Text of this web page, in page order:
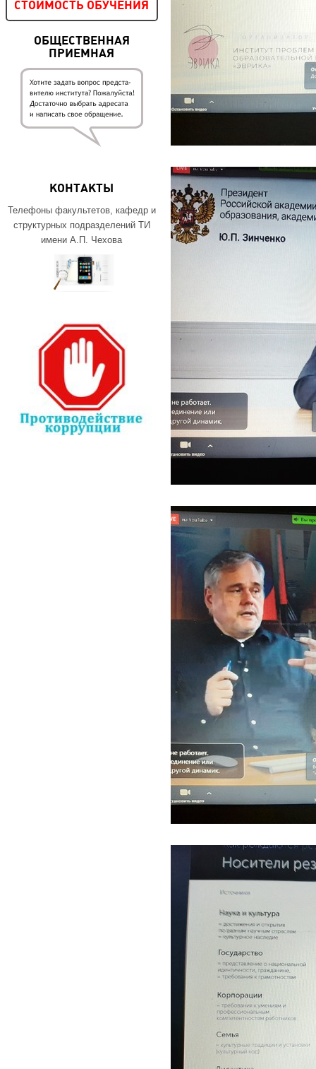
СТОИМОСТЬ ОБУЧЕНИЯ
ОБЩЕСТВЕННАЯ
ПРИЕМНАЯ
КОНТАКТЫ
Телефоны факультетов, кафедр и
структурных подразделений ТИ
имени А.П. Чехова